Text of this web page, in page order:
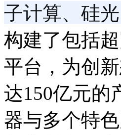
子计算、硅
构建了包括
平台，为创
达150亿元的
器与多个特